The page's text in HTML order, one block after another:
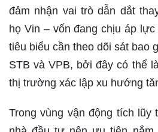
đảm nhận vai trò dẫn dắt
họ Vin – vốn đang chịu áp
tiêu biểu cần theo dõi sát bao
STB và VPB, bởi đây có thể
thị trường xác lập xu hướng
Trong vùng vận động tích lũy